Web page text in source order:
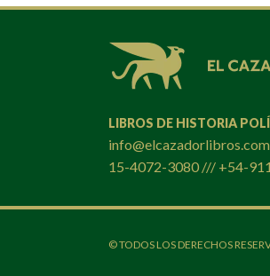
LIBROS DE HISTORIA
15-4072-3080 /// +54-
© TODOS LOS DERECHOS